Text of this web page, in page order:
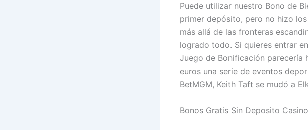
Puede utilizar nuestro Bono de
primer depósito, pero no hizo
más allá de las fronteras
logrado todo. Si quieres entrar
Juego de Bonificación parecería
euros una serie de eventos
BetMGM, Keith Taft se mudó a
Bonos Gratis Sin Deposito